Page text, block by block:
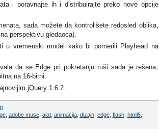
i poravnajte ih i distribuirajte preko nove opcije
sada možete da kontrolišete redosled oblika,
perspektivu gledaoca).
u vremenski model kako bi pomerili Playhead na
da se Edge pri pokretanju ruši sada je rešena,
na 16-bitni.
jQuery 1.6.2.
, adobe muse, alat, animacija, dizajn, edge, flash, html5,